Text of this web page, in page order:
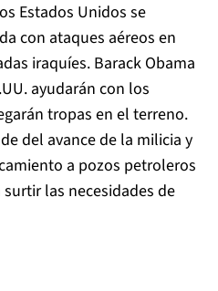
Estados Unidos se
con ataques aéreos en
iraquíes. Barack Obama
ayudarán con los
tropas en el terreno.
del avance de la milicia y
a pozos petroleros
las necesidades de